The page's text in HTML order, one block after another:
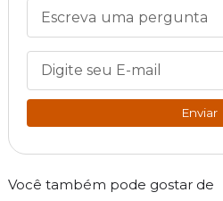
Enviar
Você também pode gostar de